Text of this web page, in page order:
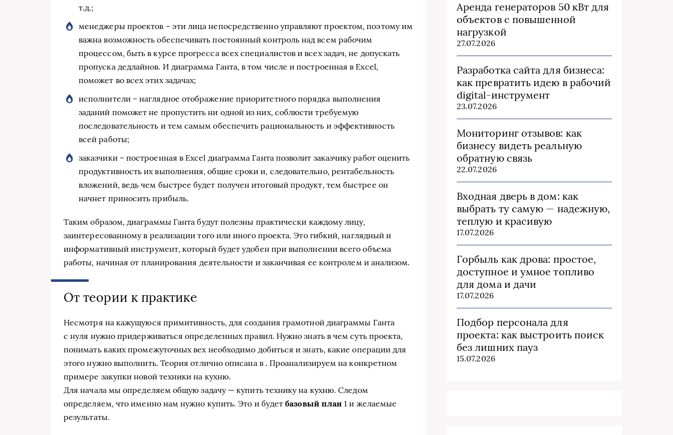
т.д.;
менеджеры проектов – эти лица непосредственно управляют проектом, поэтому им
важна возможность обеспечивать постоянный контроль над всем рабочим
процессом, быть в курсе прогресса всех специалистов и всех задач, не допускать
пропуска дедлайнов. И диаграмма Ганта, в том числе и построенная в Excel,
поможет во всех этих задачах;
исполнители – наглядное отображение приоритетного порядка выполнения
заданий поможет не пропустить ни одной из них, соблюсти требуемую
последовательность и тем самым обеспечить рациональность и эффективность
всей работы;
заказчики – построенная в Excel диаграмма Ганта позволит заказчику работ оценить
продуктивность их выполнения, общие сроки и, следовательно, рентабельность
вложений, ведь чем быстрее будет получен итоговый продукт, тем быстрее он
начнет приносить прибыль.
Таким образом, диаграммы Ганта будут полезны практически каждому лицу,
заинтересованному в реализации того или иного проекта. Это гибкий, наглядный и
информативный инструмент, который будет удобен при выполнении всего объема
работы, начиная от планирования деятельности и заканчивая ее контролем и анализом.
От теории к практике
Несмотря на кажущуюся примитивность, для создания грамотной диаграммы Ганта
с нуля нужно придерживаться определенных правил. Нужно знать в чем суть проекта,
понимать каких промежуточных вех необходимо добиться и знать, какие операции для
этого нужно выполнить. Теория отлично описана в . Проанализируем на конкретном
примере закупки новой техники на кухню.
Для начала мы определяем общую задачу — купить технику на кухню. Следом
определяем, что именно нам нужно купить. Это и будетбазовый план1 и желаемые
результаты.
Аренда генераторов 50 кВт для
объектов с повышенной
нагрузкой
27.07.2026
Разработка сайта для бизнеса:
как превратить идею в рабочий
digital-инструмент
23.07.2026
Мониторинг отзывов: как
бизнесу видеть реальную
обратную связь
22.07.2026
Входная дверь в дом: как
выбрать ту самую — надежную,
теплую и красивую
17.07.2026
Горбыль как дрова: простое,
доступное и умное топливо
для дома и дачи
17.07.2026
Подбор персонала для
проекта: как выстроить поиск
без лишних пауз
15.07.2026